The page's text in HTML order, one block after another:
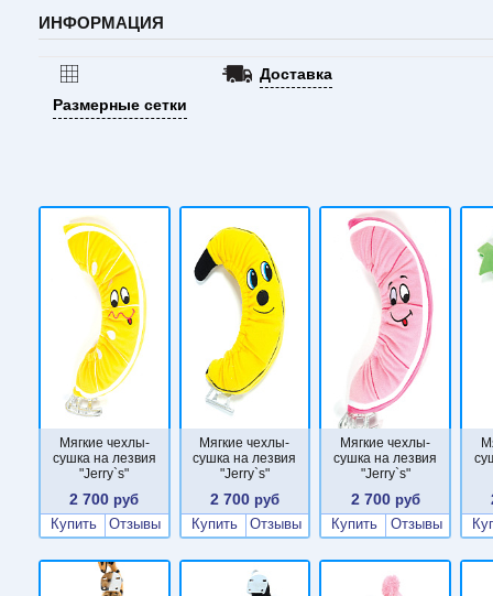
ИНФОРМАЦИЯ
Размерные сетки
Доставка
Мягкие чехлы-
сушка на лезвия
"Jerry`s"
2 700 руб
Купить
Отзывы
Мягкие чехлы-
сушка на лезвия
"Jerry`s"
2 700 руб
Купить
Отзывы
Мягкие чехлы-
сушка на лезвия
"Jerry`s"
2 700руб
Купить
Отзывы